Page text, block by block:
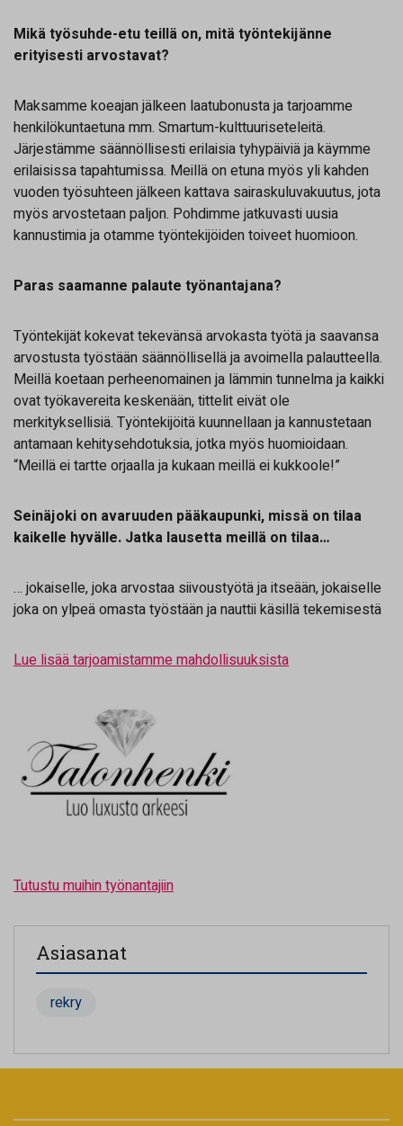
Mikä työsuhde-etu teillä on, mitä työntekijänne
erityisesti arvostavat?
Maksamme koeajan jälkeen laatubonusta ja tarjoamme
henkilökuntaetuna mm. Smartum-kulttuuriseteleitä.
Järjestämme säännöllisesti erilaisia tyhypäiviä ja käymme
erilaisissa tapahtumissa. Meillä on etuna myös yli kahden
vuoden työsuhteen jälkeen kattava sairaskuluvakuutus, jota
myös arvostetaan paljon. Pohdimme jatkuvasti uusia
kannustimia ja otamme työntekijöiden toiveet huomioon.
Paras saamanne palaute työnantajana?
Työntekijät kokevat tekevänsä arvokasta työtä ja saavansa
arvostusta työstään säännöllisellä ja avoimella palautteella.
Meillä koetaan perheenomainen ja lämmin tunnelma ja kaikki
ovat työkavereita keskenään, tittelit eivät ole
merkityksellisiä. Työntekijöitä kuunnellaan ja kannustetaan
antamaan kehitysehdotuksia, jotka myös huomioidaan.
“Meillä ei tartte orjaalla ja kukaan meillä ei kukkoole!”
Seinäjoki on avaruuden pääkaupunki, missä on tilaa
kaikelle hyvälle. Jatka lausetta meillä on tilaa…
… jokaiselle, joka arvostaa siivoustyötä ja itseään, jokaiselle
joka on ylpeä omasta työstään ja nauttii käsillä tekemisestä
Lue lisää tarjoamistamme mahdollisuuksista
Tutustu muihin työnantajiin
Asiasanat
rekry